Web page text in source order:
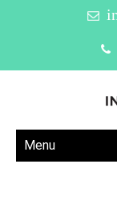
Menu